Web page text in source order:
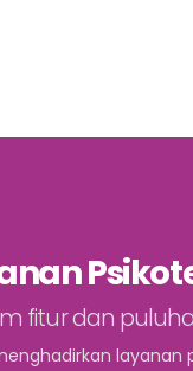
fitur dan
layanan